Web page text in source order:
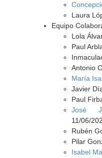
Laura
Equipo
Lola
Paul
Antonio
María
Javier
Paul
José
11/06/
Rubén
Pilar
Isabel